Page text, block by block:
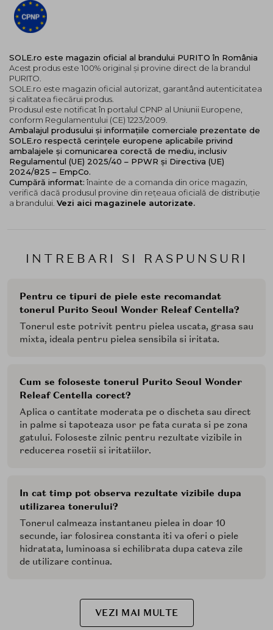
INTREBARI SI RASPUNSURI
Pentru ce tipuri de piele este recomandat
tonerul Purito Seoul Wonder Releaf Centella?
Tonerul este potrivit pentru pielea uscata, grasa sau
mixta, ideala pentru pielea sensibila si iritata.
Cum se foloseste tonerul Purito Seoul Wonder
Releaf Centella corect?
Aplica o cantitate moderata pe o discheta sau direct
in palme si tapoteaza usor pe fata curata si pe zona
gatului. Foloseste zilnic pentru rezultate vizibile in
reducerea rosetii si iritatiilor.
In cat timp pot observa rezultate vizibile dupa
utilizarea tonerului?
Tonerul calmeaza instantaneu pielea in doar 10
secunde, iar folosirea constanta iti va oferi o piele
hidratata, luminoasa si echilibrata dupa cateva zile
de utilizare continua.
VEZI MAI MULTE
linia Wonder Releaf de la Purito!
Mod de utilizare
bumbac sau direct pe palme. Tapotati usor pe pielea
fetei si a gatului, evitand zona ochilor si a gurii. Lasati
tonerul sa se absoarba complet.
Se recomanda sa continuati cu Wonder Releaf Centella
Serum si Wonder Releaf Centella Cream pentru o
experienta de calmare a pielii.
Ca masca de fata
Imbibati o discheta de bumbac cu tonerul si aplicati-o
usor pe zonele vizate, lasati-o sa actioneze intre 5 si 10
minute sau pana cand este complet absorbita de piele.
SOLE.ro este magazin oficial al brandului PURITO în România
Acest produs este 100% original și provine direct de la brandul
PURITO.
SOLE.ro este magazin oficial autorizat, garantând autenticitatea
și calitatea fiecărui produs.
Produsul este notificat în portalul CPNP al Uniunii Europene,
conform Regulamentului (CE) 1223/2009.
Ambalajul produsului și informațiile comerciale prezentate de
SOLE.ro respectă cerințele europene aplicabile privind
ambalajele și comunicarea corectă de mediu, inclusiv
Regulamentul (UE) 2025/40 – PPWR și Directiva (UE)
2024/825 – EmpCo.
Cumpără informat: înainte de a comanda din orice magazin,
verifică dacă produsul provine din rețeaua oficială de distribuție
a brandului. Vezi aici magazinele autorizate.